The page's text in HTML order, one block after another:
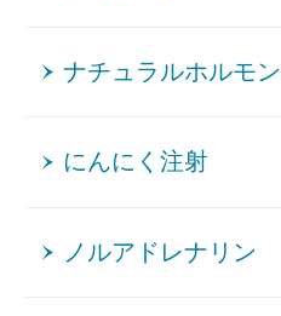
ナチュラルホルモン
にんにく注射
ノルアドレナリン